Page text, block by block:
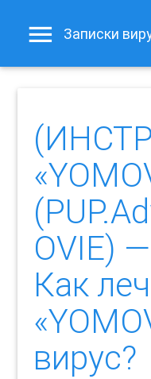
Записки
OVIE)
Как
вирус?